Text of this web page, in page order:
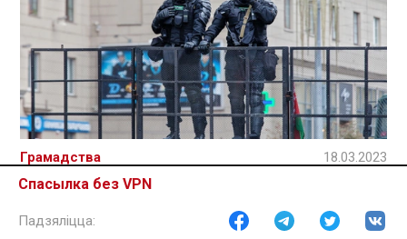
Спасылка без VPN
«Хачу, каб вас адправілі ва Украіну і там
расхерачыла бомбай». Айцішніца распавяла
Грамадства 18.03.2023